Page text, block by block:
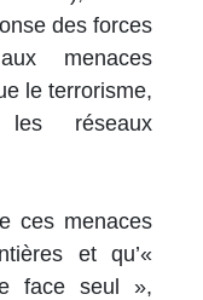
des forces
menaces
le terrorisme,
réseaux
ces menaces
et qu’«
face seul »,